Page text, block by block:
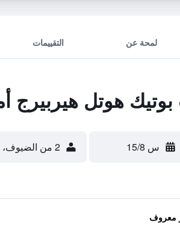
لمحة عن التقييمات
هوتل هيربيرج
س 15/8 2 من الضيوف، غرفة واحدة